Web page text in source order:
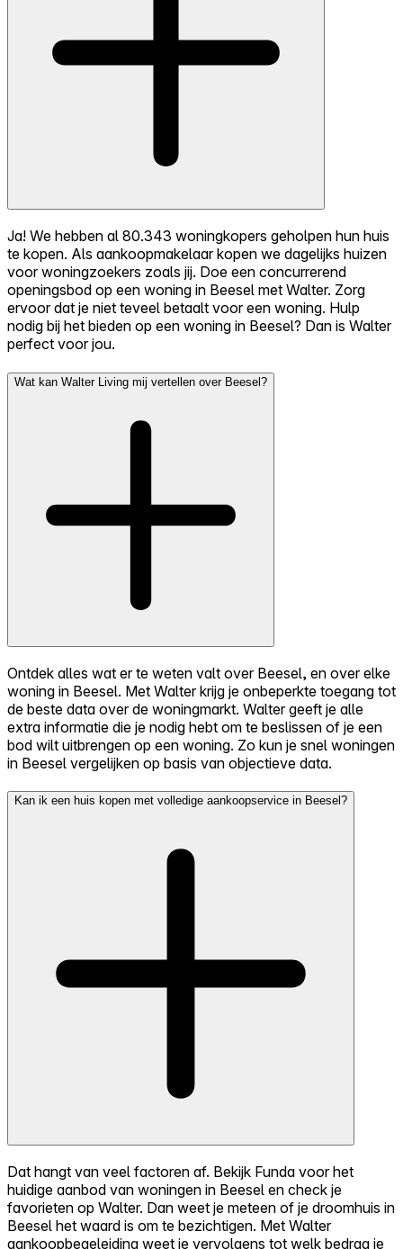
Ja! We hebben al 80.343 woningkopers geholpen hun huis
te kopen. Als aankoopmakelaar kopen we dagelijks huizen
voor woningzoekers zoals jij. Doe een concurrerend
openingsbod op een woning in Beesel met Walter. Zorg
ervoor dat je niet teveel betaalt voor een woning. Hulp
nodig bij het bieden op een woning in Beesel? Dan is Walter
perfect voor jou.
Wat kan Walter Living mij vertellen over Beesel?
Ontdek alles wat er te weten valt over Beesel, en over elke
woning in Beesel. Met Walter krijg je onbeperkte toegang tot
de beste data over de woningmarkt. Walter geeft je alle
extra informatie die je nodig hebt om te beslissen of je een
bod wilt uitbrengen op een woning. Zo kun je snel woningen
in Beesel vergelijken op basis van objectieve data.
Kan ik een huis kopen met volledige aankoopservice in Beesel?
Dat hangt van veel factoren af. Bekijk Funda voor het
huidige aanbod van woningen in Beesel en check je
favorieten op Walter. Dan weet je meteen of je droomhuis in
Beesel het waard is om te bezichtigen. Met Walter
aankoopbegeleiding weet je vervolgens tot welk bedrag je